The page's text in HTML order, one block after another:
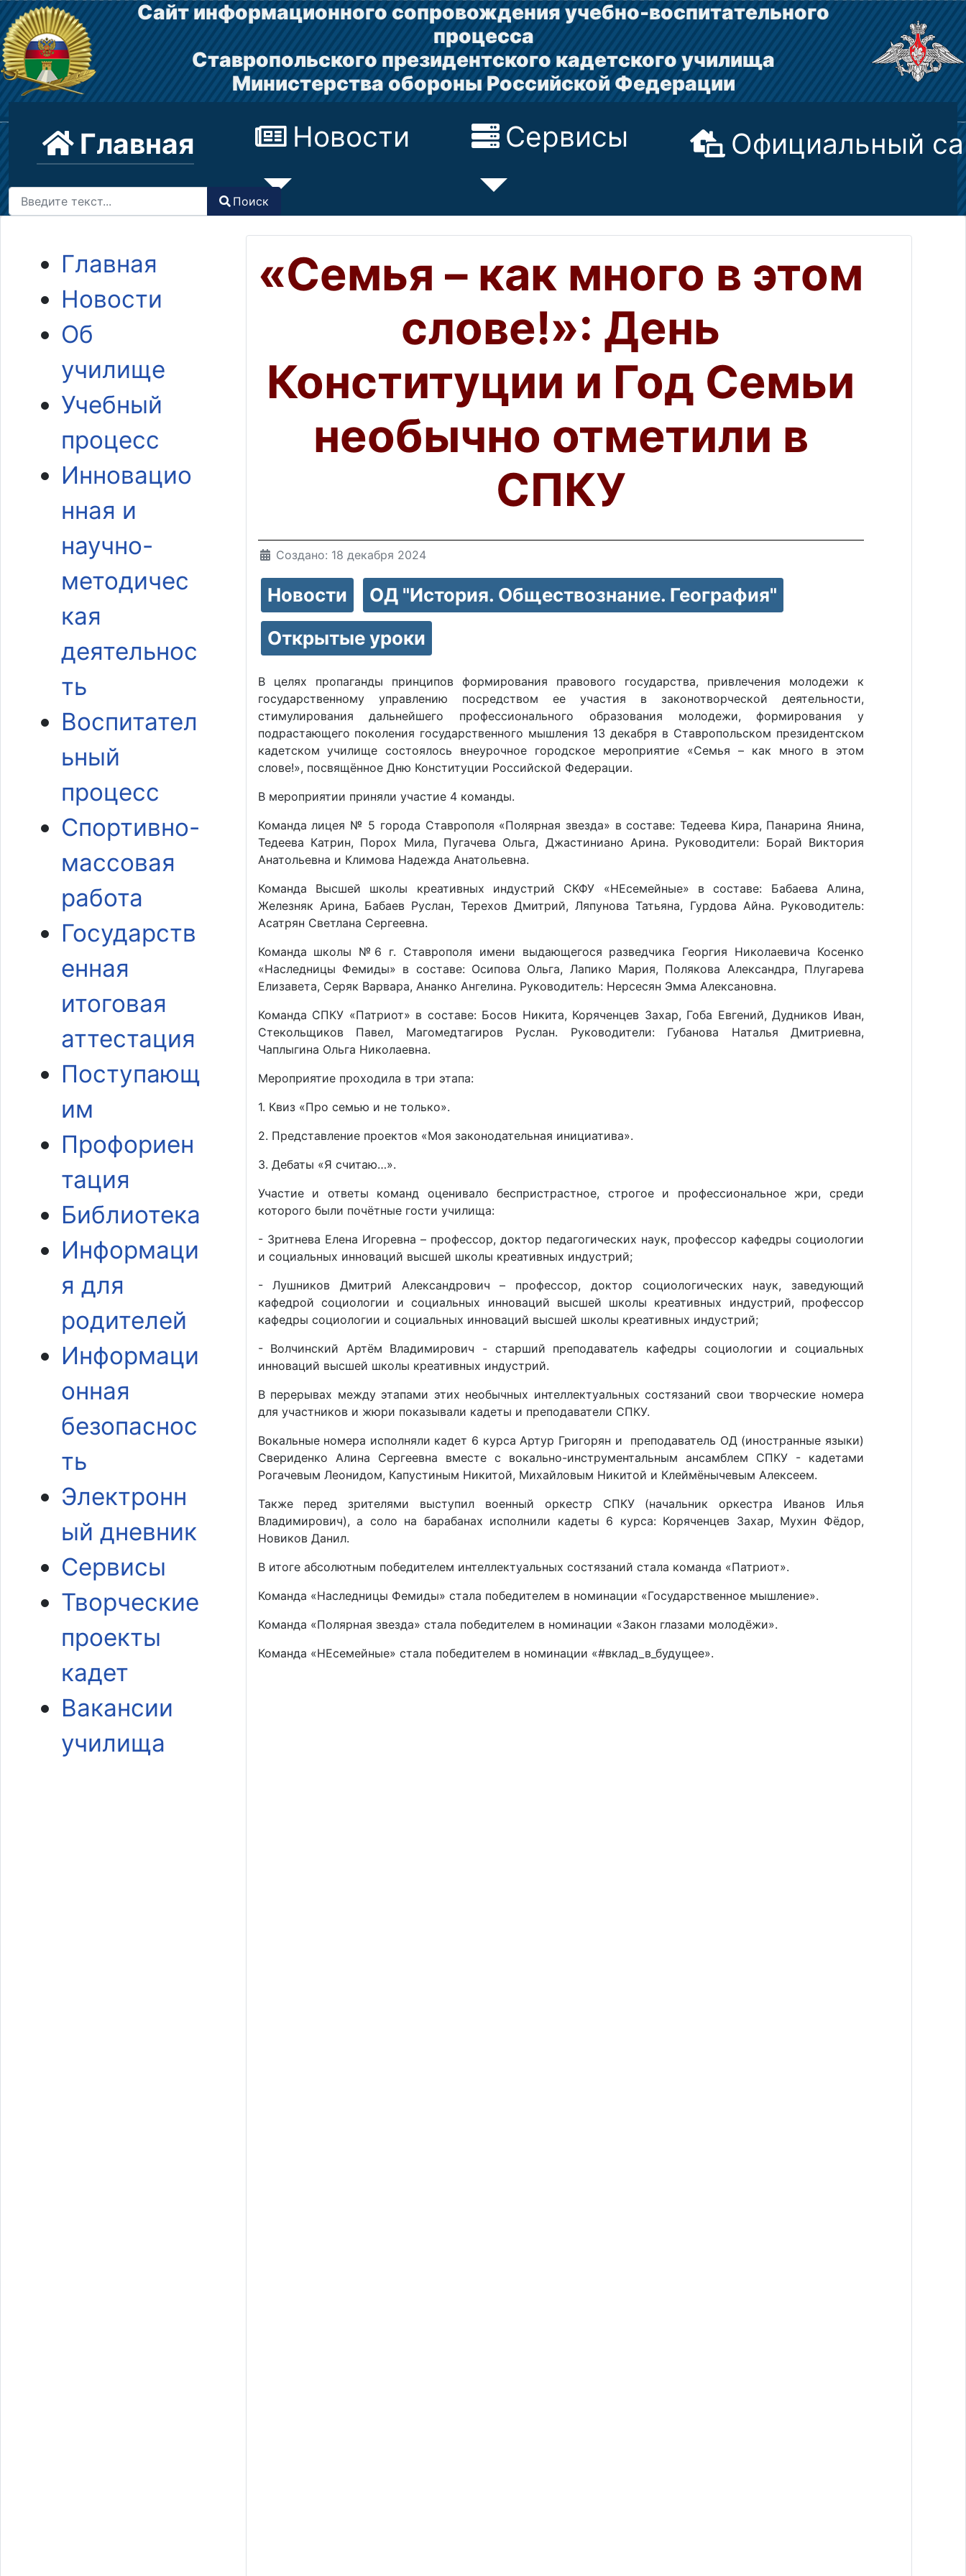
Сайт информационного сопровождения учебно-воспитательного
процесса
Ставропольского президентского кадетского училища
Министерства обороны Российской Федерации
Главная Новости Сервисы Официальный
Поиск
Поиск
Главная
Новости
Об
училище
Учебный
процесс
Инновацио
нная и
научно-
методичес
кая
деятельнос
ть
Воспитател
ьный
процесс
Спортивно-
массовая
работа
Государств
енная
итоговая
аттестация
Поступающ
им
Профориен
тация
Библиотека
Информаци
я для
родителей
Информаци
онная
безопаснос
ть
Электронн
ый дневник
Сервисы
Творческие
проекты
кадет
Вакансии
училища
«Семья – как много в этом
слове!»: День
Конституции и Год Семьи
необычно отметили в
СПКУ
Создано: 18 декабря 2024
Новости
ОД "История. Обществознание. География"
Открытые уроки
В целях пропаганды принципов формирования правового государства, привлечения молодежи к
государственному управлению посредством ее участия в законотворческой деятельности,
стимулирования дальнейшего профессионального образования молодежи, формирования у
подрастающего поколения государственного мышления 13 декабря в Ставропольском президентском
кадетском училище состоялось внеурочное городское мероприятие «Семья – как много в этом
слове!», посвящённое Дню Конституции Российской Федерации.
В мероприятии приняли участие 4 команды.
Команда лицея № 5 города Ставрополя «Полярная звезда» в составе: Тедеева Кира, Панарина Янина,
Тедеева Катрин, Порох Мила, Пугачева Ольга, Джастиниано Арина. Руководители: Борай Виктория
Анатольевна и Климова Надежда Анатольевна.
Команда Высшей школы креативных индустрий СКФУ «НЕсемейные» в составе: Бабаева Алина,
Железняк Арина, Бабаев Руслан, Терехов Дмитрий, Ляпунова Татьяна, Гурдова Айна. Руководитель:
Асатрян Светлана Сергеевна.
Команда школы №6 г. Ставрополя имени выдающегося разведчика Георгия Николаевича Косенко
«Наследницы Фемиды» в составе: Осипова Ольга, Лапико Мария, Полякова Александра, Плугарева
Елизавета, Серяк Варвара, Ананко Ангелина. Руководитель: Нерсесян Эмма Алексановна.
Команда СПКУ «Патриот» в составе: Босов Никита, Коряченцев Захар, Гоба Евгений, Дудников Иван,
Стекольщиков Павел, Магомедтагиров Руслан. Руководители: Губанова Наталья Дмитриевна,
Чаплыгина Ольга Николаевна.
Мероприятие проходила в три этапа:
1. Квиз «Про семью и не только».
2. Представление проектов «Моя законодательная инициатива».
3. Дебаты «Я считаю…».
Участие и ответы команд оценивало беспристрастное, строгое и профессиональное жри, среди
которого были почётные гости училища:
- Зритнева Елена Игоревна – профессор, доктор педагогических наук, профессор кафедры социологии
и социальных инноваций высшей школы креативных индустрий;
- Лушников Дмитрий Александрович – профессор, доктор социологических наук, заведующий
кафедрой социологии и социальных инноваций высшей школы креативных индустрий, профессор
кафедры социологии и социальных инноваций высшей школы креативных индустрий;
- Волчинский Артём Владимирович - старший преподаватель кафедры социологии и социальных
инноваций высшей школы креативных индустрий.
В перерывах между этапами этих необычных интеллектуальных состязаний свои творческие номера
для участников и жюри показывали кадеты и преподаватели СПКУ.
Вокальные номера исполняли кадет 6 курса Артур Григорян и преподаватель ОД (иностранные языки)
Свериденко Алина Сергеевна вместе с вокально-инструментальным ансамблем СПКУ - кадетами
Рогачевым Леонидом, Капустиным Никитой, Михайловым Никитой и Клеймёнычевым Алексеем.
Также перед зрителями выступил военный оркестр СПКУ (начальник оркестра Иванов Илья
Владимирович), а соло на барабанах исполнили кадеты 6 курса: Коряченцев Захар, Мухин Фёдор,
Новиков Данил.
В итоге абсолютным победителем интеллектуальных состязаний стала команда «Патриот».
Команда «Наследницы Фемиды» стала победителем в номинации «Государственное мышление».
Команда «Полярная звезда» стала победителем в номинации «Закон глазами молодёжи».
Команда «НЕсемейные» стала победителем в номинации «#вклад_в_будущее».